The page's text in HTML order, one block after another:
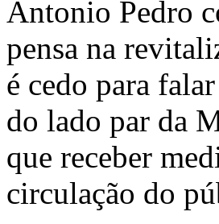
Antonio Pedro
pensa na
é cedo para
do lado par da
que receber
circulação do